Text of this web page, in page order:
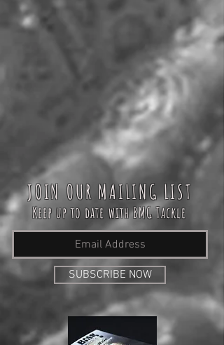
JOIN OUR MAILING LIST
Keep up to date with BMG Tackle
SUBSCRIBE NOW